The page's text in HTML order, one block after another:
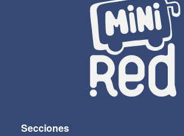
Secciones